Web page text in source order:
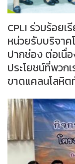
CPLI ร่วมร้อย
หน่วยรับบริจาค
ปากช่อง ต่อเนื่
ประโยชน์ที่พวก
ขาดแคลนโลหิต